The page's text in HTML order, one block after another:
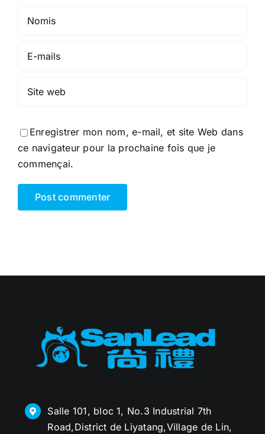
Enregistrer mon nom, e-mail, et site Web dans
ce navigateur pour la prochaine fois que je
commençai.
Salle 101, bloc 1, No.3 Industrial 7th
Road,District de Liyatang,Village de Lin,